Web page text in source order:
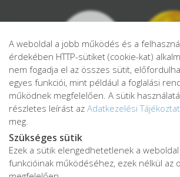
Adatkezelési
Adatvédelmi tájékoztató
A weboldal a jobb működés és a
érdekében HTTP-sütiket (cookie-kat)
nem fogadja el az összes sütit,
egyes funkciói, mint például a foglalási
működnek megfelelően. A sütik
részletes leírást az Adatkezelési
meg.
Szükséges sütik
Ezek a sütik elengedhetetlenek a
funkcióinak működéséhez, ezek nélkül az